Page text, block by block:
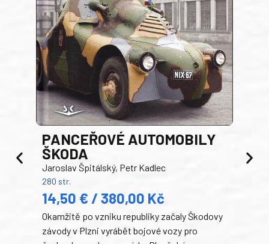
PANCEŘOVÉ AUTOMOBILY
ŠKODA
Jaroslav Špitálský, Petr Kadlec
280 str.
14,50 € / 380,00 Kč
Okamžitě po vzniku republiky začaly Škodovy
závody v Plzni vyrábět bojové vozy pro